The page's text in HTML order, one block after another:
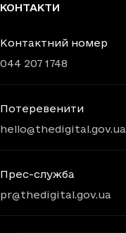
КОНТАКТИ
Контактний номер
044 207 1748
Потеревенити
hello@thedigital.gov.ua
Прес-служба
pr@thedigital.gov.ua